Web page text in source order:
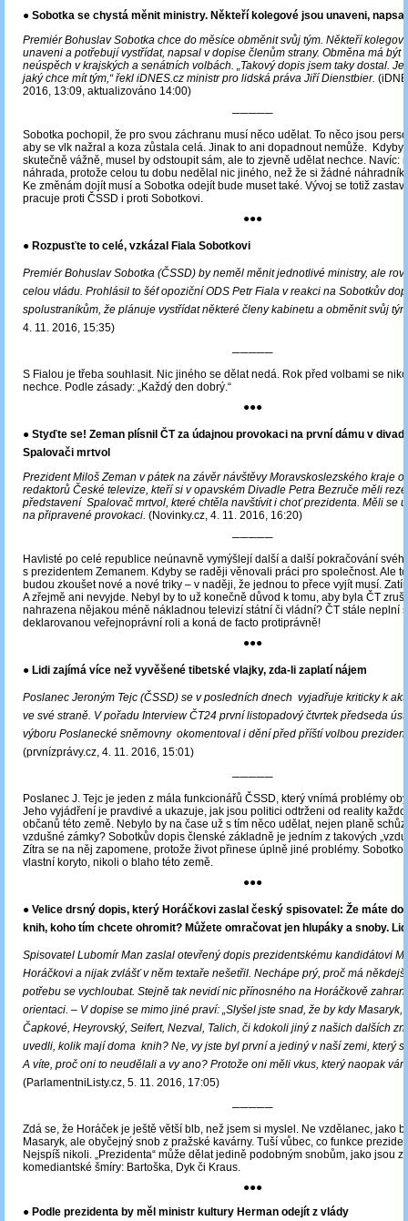
● Sobotka se chystá měnit ministry. Někteří kolegové jsou unaveni, napsal
Premiér Bohuslav Sobotka chce do měsíce obměnit svůj tým. Někteří
unaveni a potřebují vystřídat, napsal v dopise členům strany. Obměna má být
neúspěch v krajských a senátních volbách. „Takový dopis jsem taky dostal.
jaký chce mít tým,“ řekl iDNES.cz ministr pro lidská práva Jiří Dienstbier.
2016, 13:09, aktualizováno 14:00)
─────
Sobotka pochopil, že pro svou záchranu musí něco udělat. To něco jsou
aby se vlk nažral a koza zůstala celá. Jinak to ani dopadnout nemůže. Kdyby
skutečně vážně, musel by odstoupit sám, ale to zjevně udělat nechce. Navíc:
náhrada, protože celou tu dobu nedělal nic jiného, než že si žádné
Ke změnám dojít musí a Sobotka odejít bude muset také. Vývoj se totiž
pracuje proti ČSSD i proti Sobotkovi.
●●●
● Rozpusťte to celé, vzkázal Fiala Sobotkovi
Premiér Bohuslav Sobotka (ČSSD) by neměl měnit jednotlivé ministry, ale
celou vládu. Prohlásil to šéf opoziční ODS Petr Fiala v reakci na Sobotkův
spolustraníkům, že plánuje vystřídat některé členy kabinetu a obměnit svůj
4. 11. 2016, 15:35)
─────
S Fialou je třeba souhlasit. Nic jiného se dělat nedá. Rok před volbami se
nechce. Podle zásady: „Každý den dobrý.“
●●●
● Styďte se! Zeman plísnil ČT za údajnou provokaci na první dámu v
Spalovači mrtvol
Prezident Miloš Zeman v pátek na závěr návštěvy Moravskoslezského kraje
redaktorů České televize, kteří si v opavském Divadle Petra Bezruče měli
představení Spalovač mrtvol, které chtěla navštívit i choť prezidenta. Měli se
na připravené provokaci. (Novinky.cz, 4. 11. 2016, 16:20)
─────
Havlisté po celé republice neúnavně vymýšlejí další a další pokračování
s prezidentem Zemanem. Kdyby se raději věnovali práci pro společnost. Ale
budou zkoušet nové a nové triky – v naději, že jednou to přece vyjít musí.
A zřejmě ani nevyjde. Nebyl by to už konečně důvod k tomu, aby byla ČT
nahrazena nějakou méně nákladnou televizí státní či vládní? ČT stále neplní
deklarovanou veřejnoprávní roli a koná de facto protiprávně!
●●●
● Lidi zajímá více než vyvěšené tibetské vlajky, zda-li zaplatí nájem
Poslanec Jeroným Tejc (ČSSD) se v posledních dnech vyjadřuje kriticky k
ve své straně. V pořadu Interview ČT24 první listopadový čtvrtek předseda
výboru Poslanecké sněmovny okomentoval i dění před příští volbou
(prvnízprávy.cz, 4. 11. 2016, 15:01)
─────
Poslanec J. Tejc je jeden z mála funkcionářů ČSSD, který vnímá problémy
Jeho vyjádření je pravdivé a ukazuje, jak jsou politici odtrženi od reality
občanů této země. Nebylo by na čase už s tím něco udělat, nejen planě
vzdušné zámky? Sobotkův dopis členské základně je jedním z takových
Zítra se na něj zapomene, protože život přinese úplně jiné problémy.
vlastní koryto, nikoli o blaho této země.
●●●
● Velice drsný dopis, který Horáčkovi zaslal český spisovatel: Že máte
knih, koho tím chcete ohromit? Můžete omračovat jen hlupáky a snoby.
Spisovatel Lubomír Man zaslal otevřený dopis prezidentskému kandidátovi
Horáčkovi a nijak zvlášť v něm textaře nešetřil. Nechápe prý, proč má
potřebu se vychloubat. Stejně tak nevidí nic přínosného na Horáčkově
orientaci. – V dopise se mimo jiné praví: „Slyšel jste snad, že by kdy Masaryk,
Čapkové, Heyrovský, Seifert, Nezval, Talich, či kdokoli jiný z našich dalších
uvedli, kolik mají doma knih? Ne, vy jste byl první a jediný v naší zemi, který s
A víte, proč oni to neudělali a vy ano? Protože oni měli vkus, který naopak
(ParlamentniListy.cz, 5. 11. 2016, 17:05)
─────
Zdá se, že Horáček je ještě větší blb, než jsem si myslel. Ne vzdělanec, jako
Masaryk, ale obyčejný snob z pražské kavárny. Tuší vůbec, co funkce
Nejspíš nikoli. „Prezidenta“ může dělat jedině podobným snobům, jako jsou
komediantské šmíry: Bartoška, Dyk či Kraus.
●●●
● Podle prezidenta by měl ministr kultury Herman odejít z vlády